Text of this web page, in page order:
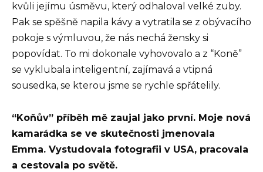
kvůli jejímu úsměvu, který odhaloval velké zuby.
Pak se spěšně napila kávy a vytratila se z obývacího
pokoje s výmluvou, že nás nechá žensky si
popovídat. To mi dokonale vyhovovalo a z “Koně”
se vyklubala inteligentní, zajímavá a vtipná
sousedka, se kterou jsme se rychle spřátelily.
“Koňův” příběh mě zaujal jako první. Moje nová
kamarádka se ve skutečnosti jmenovala
Emma. Vystudovala fotografii v USA, pracovala
a cestovala po světě.